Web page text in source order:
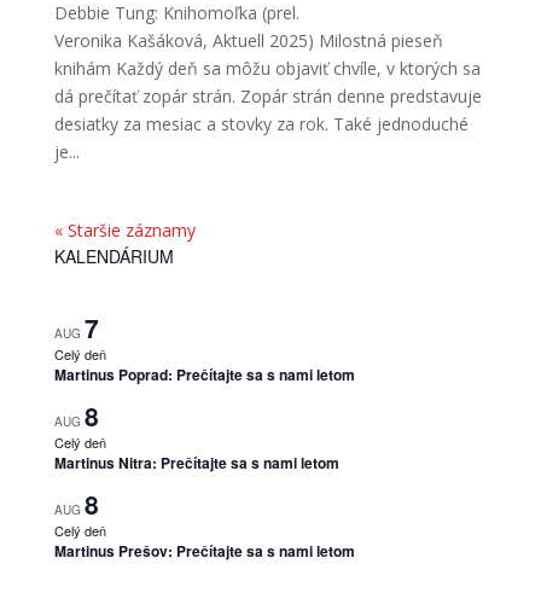
Debbie Tung: Knihomoľka (prel.
Veronika Kašáková, Aktuell 2025) Milostná pieseň
knihám Každý deň sa môžu objaviť chvíle, v ktorých sa
dá prečítať zopár strán. Zopár strán denne predstavuje
desiatky za mesiac a stovky za rok. Také jednoduché
je...
« Staršie záznamy
KALENDÁRIUM
AUG 7
Celý deň
Martinus Poprad: Prečítajte sa s nami letom
AUG 8
Celý deň
Martinus Nitra: Prečítajte sa s nami letom
AUG 8
Celý deň
Martinus Prešov: Prečítajte sa s nami letom